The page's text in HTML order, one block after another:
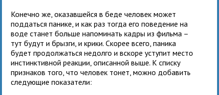
Конечно же, оказавшейся в беде человек может
поддаться панике, и как раз тогда его поведение на
воде станет больше напоминать кадры из фильма –
тут будут и брызги, и крики. Скорее всего, паника
будет продолжаться недолго и вскоре уступит место
инстинктивной реакции, описанной выше. К списку
признаков того, что человек тонет, можно добавить
следующие показатели: